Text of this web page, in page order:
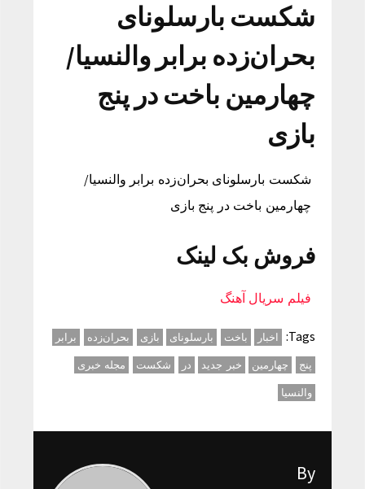
شکست بارسلونای
بحران‌زده برابر والنسیا/
چهارمین باخت در پنج
بازی
شکست بارسلونای بحران‌زده برابر والنسیا/
چهارمین باخت در پنج بازی
فروش بک لینک
فیلم سریال آهنگ
Tags: اخبار باخت بارسلونای بازی بحران‌زده
برابر
پنج
چهارمین خبر جدید در شکست
مجله خبری
والنسیا
By